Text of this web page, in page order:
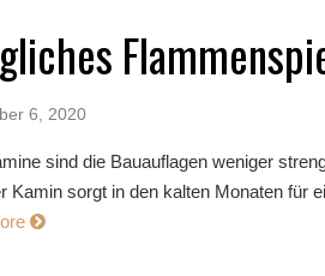
6, 2020
sind die Bauauflagen weniger
Kamin sorgt in den kalten Monaten für